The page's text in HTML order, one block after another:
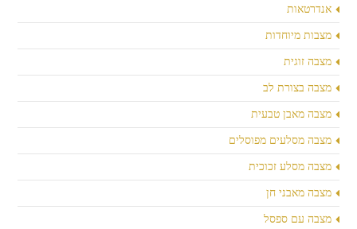
אנדרטאות
מצבות מיוחדות
מצבה זוגית
מצבה בצורת לב
מצבה מאבן טבעית
מצבה מסלעים מפוסלים
מצבה מסלע זכוכית
מצבה מאבני חן
מצבה עם ספסל